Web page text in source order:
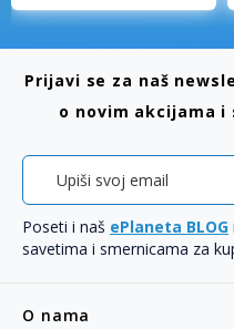
O nama
Prijavi se za naš
o novim akcijama i
Poseti i naš ePlaneta BLOG
savetima i smernicama za